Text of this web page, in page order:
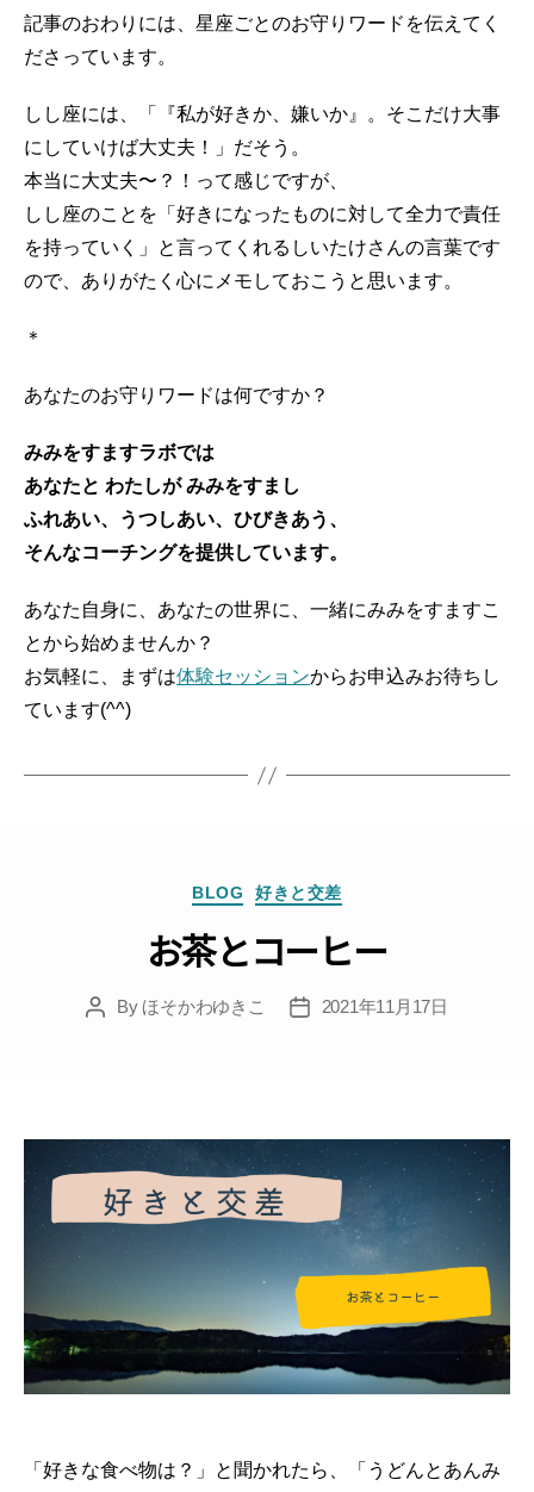
記事のおわりには、星座ごとのお守りワードを伝えてく
ださっています。
しし座には、「『私が好きか、嫌いか』。そこだけ大事
にしていけば大丈夫！」だそう。
本当に大丈夫〜？！って感じですが、
しし座のことを「好きになったものに対して全力で責任
を持っていく」と言ってくれるしいたけさんの言葉です
ので、ありがたく心にメモしておこうと思います。
＊
あなたのお守りワードは何ですか？
みみをすますラボでは
あなたと わたしが みみをすまし
ふれあい、うつしあい、ひびきあう、
そんなコーチングを提供しています。
あなた自身に、あなたの世界に、一緒にみみをすますこ
とから始めませんか？
お気軽に、まずは体験セッションからお申込みお待ちし
ています(^^)
Categories
BLOG 好きと交差
お茶とコーヒー
PostBy ほそかわゆきこ
Post2021年11月17日
「好きな食べ物は？」と聞かれたら、「うどんとあんみ